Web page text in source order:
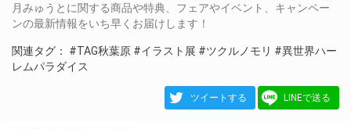
月みゅうとに関する商品や特典、フェアやイベント、キャンペー
ンの最新情報をいち早くお届けします！
関連タグ： #TAG秋葉原 #イラスト展 #ツクルノモリ #異世界ハー
レムパラダイス
ツイートする LINEで送る